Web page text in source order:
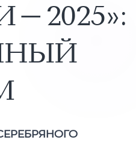
2025»: